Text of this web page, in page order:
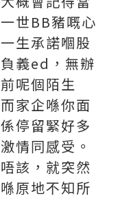
世BB豬嘅心
生承諾嗰股
義ed，無辦
呢個陌生
家企喺你面
停留緊好多
情同感受。
該，就突然
原地不知所